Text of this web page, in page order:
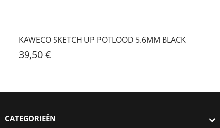
KAWECO SKETCH UP POTLOOD 5.6MM BLACK
39,50 €
CATEGORIEËN